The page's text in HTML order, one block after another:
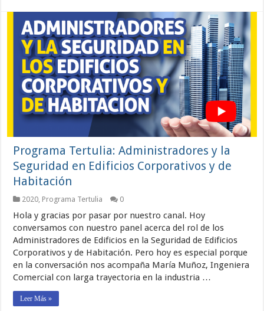
Programa Tertulia: Administradores y la
Seguridad en Edificios Corporativos y de
Habitación
2020 Programa Tertulia 0
Hola y gracias por pasar por nuestro canal. Hoy
conversamos con nuestro panel acerca del rol de los
Administradores de Edificios en la Seguridad de Edificios
Corporativos y de Habitación. Pero hoy es especial porque
en la conversación nos acompaña María Muñoz, Ingeniera
Comercial con larga trayectoria en la industria …
Leer Más »